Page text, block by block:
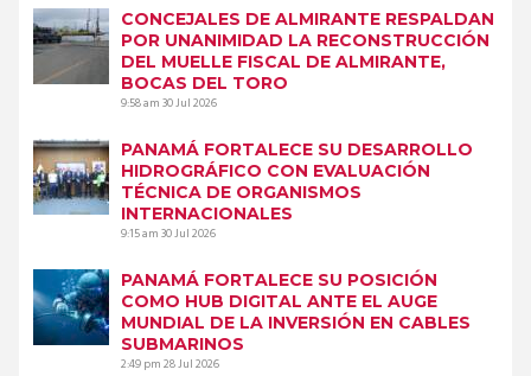
CONCEJALES DE ALMIRANTE RESPALDAN
POR UNANIMIDAD LA RECONSTRUCCIÓN
DEL MUELLE FISCAL DE ALMIRANTE,
BOCAS DEL TORO
9:58 am30 Jul 2026
PANAMÁ FORTALECE SU DESARROLLO
HIDROGRÁFICO CON EVALUACIÓN
TÉCNICA DE ORGANISMOS
INTERNACIONALES
9:15 am30 Jul 2026
PANAMÁ FORTALECE SU POSICIÓN
COMO HUB DIGITAL ANTE EL AUGE
MUNDIAL DE LA INVERSIÓN EN CABLES
SUBMARINOS
2:49 pm28 Jul 2026